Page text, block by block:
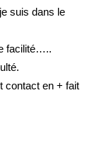
suis dans le
facilité…..
contact en + fait